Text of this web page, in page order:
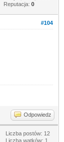
Reputacja: 0
#104
Odpowiedz
Liczba postów: 12
Liczba wątków: 1